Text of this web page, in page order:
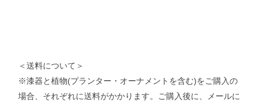
＜送料について＞
※漆器と植物(プランター・オーナメントを含む)をご購入の
場合、それぞれに送料がかかります。ご購入後に、メールに